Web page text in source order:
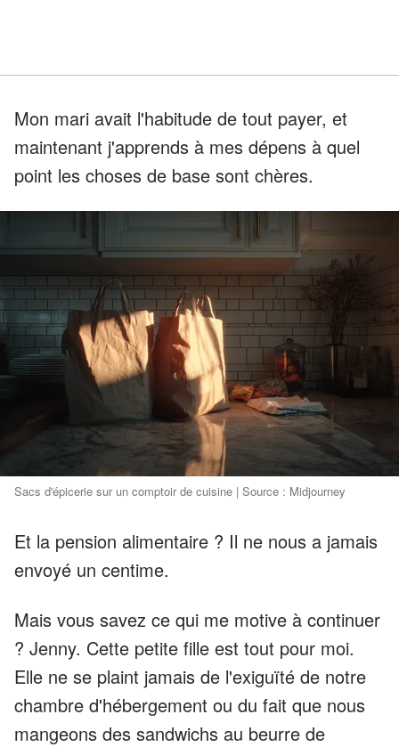
Mon mari avait l'habitude de tout payer, et
maintenant j'apprends à mes dépens à quel
point les choses de base sont chères.
Sacs d'épicerie sur un comptoir de cuisine | Source : Midjourney
Et la pension alimentaire ? Il ne nous a jamais
envoyé un centime.
Mais vous savez ce qui me motive à continuer
? Jenny. Cette petite fille est tout pour moi.
Elle ne se plaint jamais de l'exiguïté de notre
chambre d'hébergement ou du fait que nous
mangeons des sandwichs au beurre de